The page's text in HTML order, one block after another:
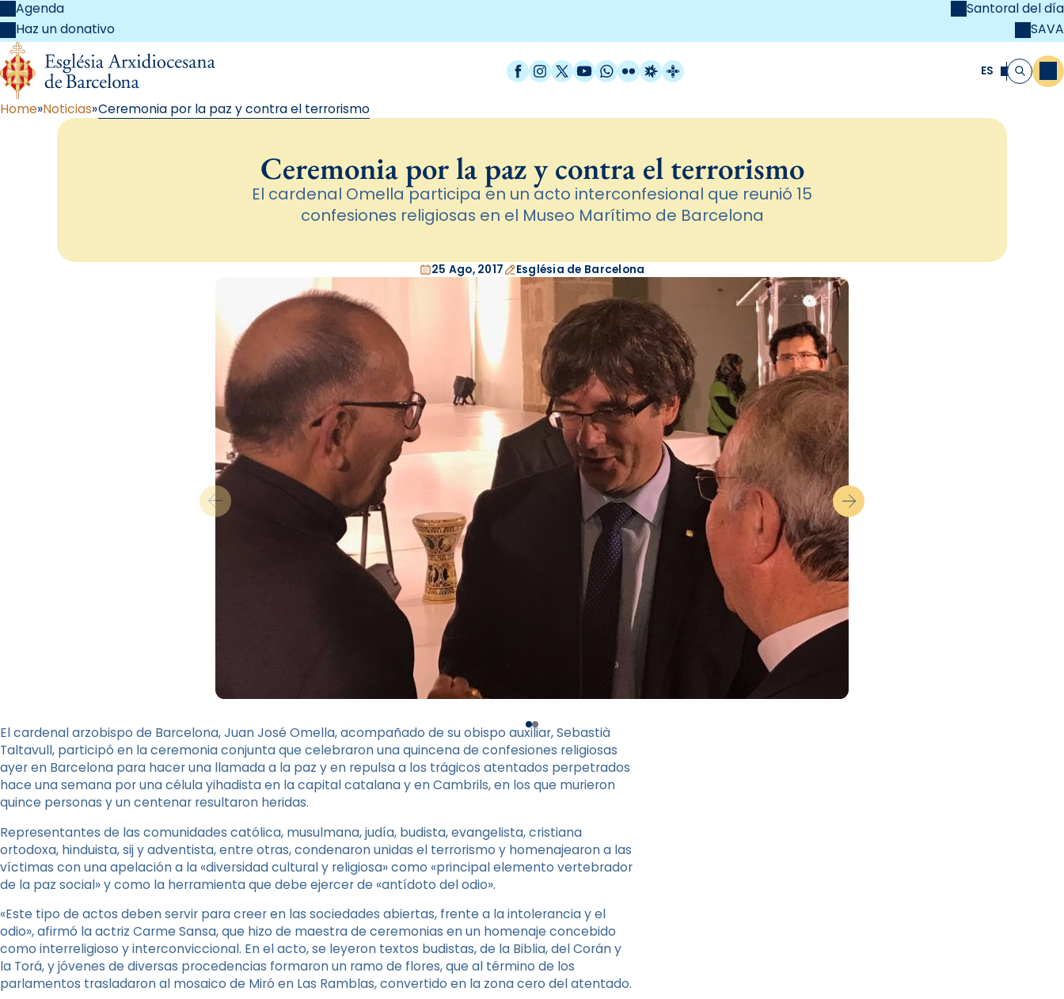
Agenda
Haz un donativo
Santoral del día
SAVA
Facebook
Instagram
X / Twitter
YouTube
WhatsApp
FlickrRadio Estel
Catalunya Cristiana ES Buscar
Home Noticias Ceremonia por la paz y contra el terrorismo
Ceremonia por la paz y contra el terrorismo
El cardenal Omella participa en un acto interconfesional que reunió 15
confesiones religiosas en el Museo Marítimo de Barcelona
25 Ago, 2017 Església de Barcelona
El cardenal arzobispo de Barcelona, Juan José Omella, acompañado de su obispo auxiliar, Sebastià
Taltavull, participó en la ceremonia conjunta que celebraron una quincena de confesiones religiosas
ayer en Barcelona para hacer una llamada a la paz y en repulsa a los trágicos atentados perpetrados
hace una semana por una célula yihadista en la capital catalana y en Cambrils, en los que murieron
quince personas y un centenar resultaron heridas.
Representantes de las comunidades católica, musulmana, judía, budista, evangelista, cristiana
ortodoxa, hinduista, sij y adventista, entre otras, condenaron unidas el terrorismo y homenajearon a las
víctimas con una apelación a la «diversidad cultural y religiosa» como «principal elemento vertebrador
de la paz social» y como la herramienta que debe ejercer de «antídoto del odio».
«Este tipo de actos deben servir para creer en las sociedades abiertas, frente a la intolerancia y el
odio», afirmó la actriz Carme Sansa, que hizo de maestra de ceremonias en un homenaje concebido
como interreligioso y interconviccional. En el acto, se leyeron textos budistas, de la Biblia, del Corán y
la Torá, y jóvenes de diversas procedencias formaron un ramo de flores, que al término de los
parlamentos trasladaron al mosaico de Miró en Las Ramblas, convertido en la zona cero del atentado.